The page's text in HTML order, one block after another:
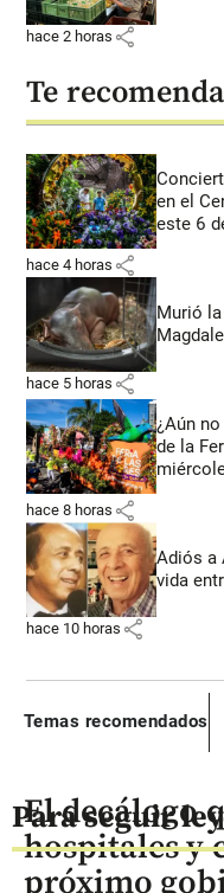
hace 2 horas share
Te
en el
este 6
hace 4 horas share
Murió
hace 5 horas share
¿Aún
de la
hace 8 horas share
Adiós a
vida
hace 10 horas share
Temas recomendados
Para seguir
El decálogo
hospitales y
próximo